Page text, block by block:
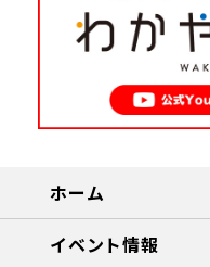
ホーム
イベント情報